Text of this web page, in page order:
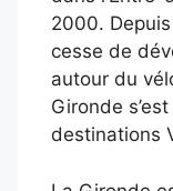
2000.
cesse de
autour du
Gironde
destinations